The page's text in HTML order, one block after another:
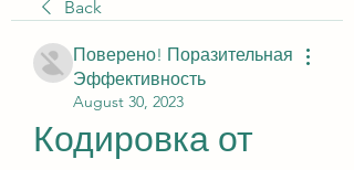
Back
Поверено! Поразительная
Эффективность
August 30, 2023
Кодировка от